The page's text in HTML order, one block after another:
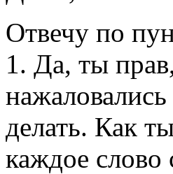
Отвечу по
1. Да, ты
делать. Как
каждое